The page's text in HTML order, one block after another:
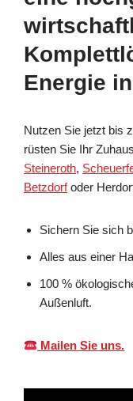
Energie
Nutzen Sie jetzt bis
rüsten Sie Ihr
Steineroth,
Betzdorfoder
Sichern Sie sich
Alles aus einer
100 %
Außenluft.
Mailen Sie uns.